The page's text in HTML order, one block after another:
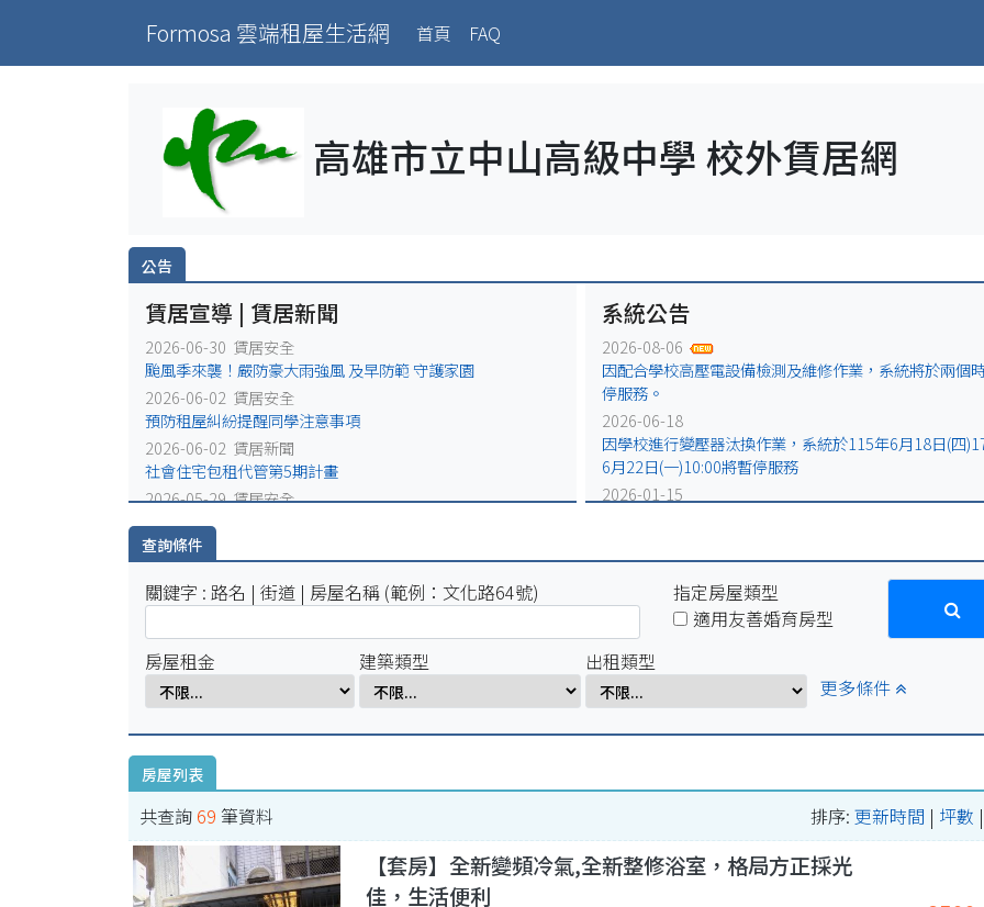
Formosa 雲端租屋生活網 首頁 (current)
FAQ
高雄市立中山高級中學 校外賃居網
公告
賃居宣導 | 賃居新聞
2026-06-30 賃居安全
颱風季來襲！嚴防豪大雨強風 及早防範 守護家園
2026-06-02 賃居安全
預防租屋糾紛提醒同學注意事項
2026-06-02 賃居新聞
社會住宅包租代管第5期計畫
2026-05-29 賃居安全
火災避難，千萬別躲浴室廁所!
2026-05-25 賃居安全
2026-05-18 賃居新聞
系統公告
2026-08-06
因配合學校高壓電設備檢測及維修作業，系統將於兩個
停服務。
2026-06-18
因學校進行變壓器汰換作業，系統於115年6月18日(四
6月22日(一)10:00將暫停服務
2026-01-15
2025-12-31
因配合學校電力設備緊急維修作業，系統於115年1月2日
(五)17:00-1月5日(一)10:00將暫停服務。
2025-07-29
因配合學校例行性停電作業，系統於114年8月15日(五
8月18日(一)10:00將暫停服務。
2025-04-01
因配合學校電氣設備檢修作業，系統於114年4月1日
查詢條件
關鍵字 : 路名 | 街道 | 房屋名稱 (範例：文化路64號)
指定房屋類型
適用友善婚育房型
房屋租金
建築類型
出租類型
更多條件
房屋列表
共查詢 69 筆資料 排序: 更新時間 | 坪數 |
【套房】全新變頻冷氣,全新整修浴室，格局方正採光
佳，生活便利